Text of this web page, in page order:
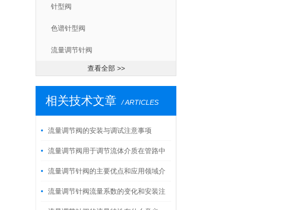
针型阀
色谱针型阀
流量调节针阀
查看全部 >>
相关技术文章 / ARTICLES
流量调节阀的安装与调试注意事项
流量调节阀用于调节流体介质在管路中
的流量
流量调节针阀的主要优点和应用领域介
绍 流量调节针阀流量系数的变化和安装注